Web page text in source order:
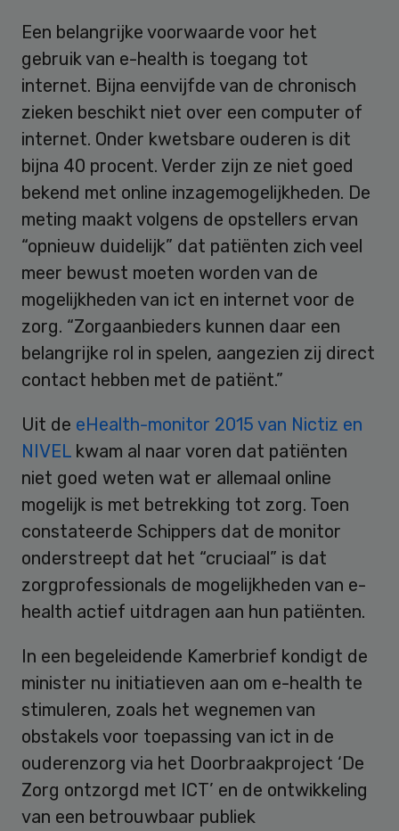
Een belangrijke voorwaarde voor het
gebruik van e-health is toegang tot
internet. Bijna eenvijfde van de chronisch
zieken beschikt niet over een computer of
internet. Onder kwetsbare ouderen is dit
bijna 40 procent. Verder zijn ze niet goed
bekend met online inzagemogelijkheden. De
meting maakt volgens de opstellers ervan
“opnieuw duidelijk” dat patiënten zich veel
meer bewust moeten worden van de
mogelijkheden van ict en internet voor de
zorg. “Zorgaanbieders kunnen daar een
belangrijke rol in spelen, aangezien zij direct
contact hebben met de patiënt.”
Uit de eHealth-monitor 2015 van Nictiz en
NIVEL kwam al naar voren dat patiënten
niet goed weten wat er allemaal online
mogelijk is met betrekking tot zorg. Toen
constateerde Schippers dat de monitor
onderstreept dat het “cruciaal” is dat
zorgprofessionals de mogelijkheden van e-
health actief uitdragen aan hun patiënten.
In een begeleidende Kamerbrief kondigt de
minister nu initiatieven aan om e-health te
stimuleren, zoals het wegnemen van
obstakels voor toepassing van ict in de
ouderenzorg via het Doorbraakproject ‘De
Zorg ontzorgd met ICT’ en de ontwikkeling
van een betrouwbaar publiek